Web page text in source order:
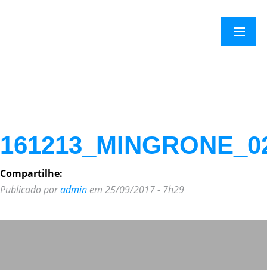
Menu
Compartilhe:
Publicado poradmin em 25/09/2017 - 7h29